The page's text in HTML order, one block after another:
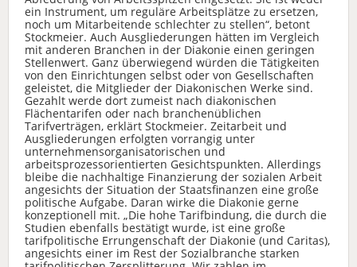
ein Instrument, um reguläre Arbeitsplätze zu ersetzen,
noch um Mitarbeitende schlechter zu stellen“, betont
Stockmeier. Auch Ausgliederungen hätten im Vergleich
mit anderen Branchen in der Diakonie einen geringen
Stellenwert. Ganz überwiegend würden die Tätigkeiten
von den Einrichtungen selbst oder von Gesellschaften
geleistet, die Mitglieder der Diakonischen Werke sind.
Gezahlt werde dort zumeist nach diakonischen
Flächentarifen oder nach branchenüblichen
Tarifverträgen, erklärt Stockmeier. Zeitarbeit und
Ausgliederungen erfolgten vorrangig unter
unternehmensorganisatorischen und
arbeitsprozessorientierten Gesichtspunkten. Allerdings
bleibe die nachhaltige Finanzierung der sozialen Arbeit
angesichts der Situation der Staatsfinanzen eine große
politische Aufgabe. Daran wirke die Diakonie gerne
konzeptionell mit. „Die hohe Tarifbindung, die durch die
Studien ebenfalls bestätigt wurde, ist eine große
tarifpolitische Errungenschaft der Diakonie (und Caritas),
angesichts einer im Rest der Sozialbranche starken